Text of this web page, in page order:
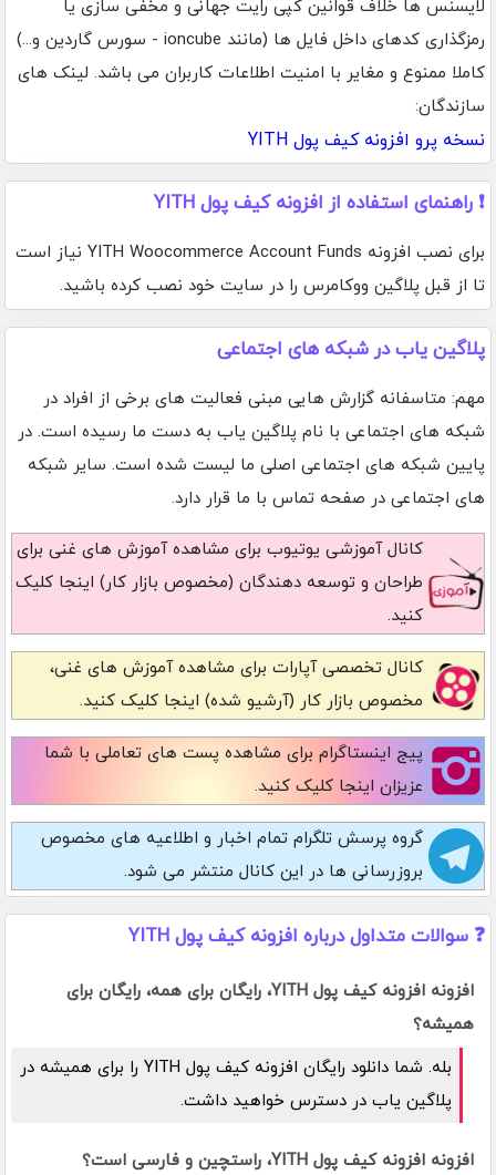
لایسنس ها خلاف قوانین کپی رایت جهانی و مخفی سازی یا
رمزگذاری کدهای داخل فایل ها (مانند ioncube - سورس گاردین و...)
کاملا ممنوع و مغایر با امنیت اطلاعات کاربران می باشد. لینک های
سازندگان:
نسخه پرو افزونه کیف پول YITH
❗ راهنمای استفاده از افزونه کیف پول YITH
برای نصب افزونه YITH Woocommerce Account Funds نیاز است
تا از قبل پلاگین ووکامرس را در سایت خود نصب کرده باشید.
پلاگین یاب در شبکه های اجتماعی
مهم: متاسفانه گزارش هایی مبنی فعالیت های برخی از افراد در
شبکه های اجتماعی با نام پلاگین یاب به دست ما رسیده است. در
پایین شبکه های اجتماعی اصلی ما لیست شده است. سایر شبکه
های اجتماعی در صفحه تماس با ما قرار دارد.
کانال آموزشی یوتیوب برای مشاهده آموزش های غنی برای
طراحان و توسعه دهندگان (مخصوص بازار کار) اینجا کلیک
کنید.
کانال تخصصی آپارات برای مشاهده آموزش های غنی،
مخصوص بازار کار (آرشیو شده) اینجا کلیک کنید.
پیج اینستاگرام برای مشاهده پست های تعاملی با شما
عزیزان اینجا کلیک کنید.
گروه پرسش تلگرام تمام اخبار و اطلاعیه های مخصوص
بروزرسانی ها در این کانال منتشر می شود.
❓ سوالات متداول درباره افزونه کیف پول YITH
افزونه افزونه کیف پول YITH، رایگان برای همه، رایگان برای
همیشه؟
بله. شما دانلود رایگان افزونه کیف پول YITH را برای همیشه در
پلاگین یاب در دسترس خواهید داشت.
افزونه افزونه کیف پول YITH، راستچین و فارسی است؟